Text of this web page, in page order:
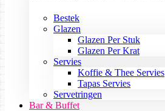
Bestek
Glazen
Glazen Per Stuk
Glazen Per Krat
Servies
Koffie & Thee Servies
Tapas Servies
Servetringen
Bar & Buffet